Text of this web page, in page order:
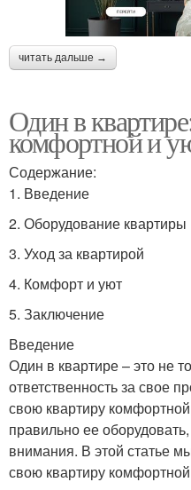
читать дальше →
Один в
комфортной и
Содержание:
1. Введение
2. Оборудование квартиры
3. Уход за квартирой
4. Комфорт и уют
5. Заключение
Введение
Один в квартире – это не
ответственность за свое
свою квартиру
правильно ее
внимания. В этой статье
свою квартиру